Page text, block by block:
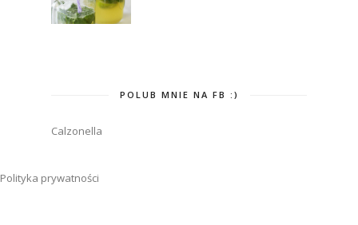
POLUB MNIE NA FB :)
Calzonella
Polityka prywatności